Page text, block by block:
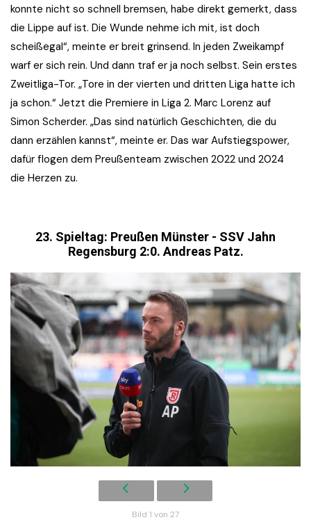
konnte nicht so schnell bremsen, habe direkt gemerkt, dass
die Lippe auf ist. Die Wunde nehme ich mit, ist doch
scheißegal“, meinte er breit grinsend. In jeden Zweikampf
warf er sich rein. Und dann traf er ja noch selbst. Sein erstes
Zweitliga-Tor. „Tore in der vierten und dritten Liga hatte ich
ja schon.“ Jetzt die Premiere in Liga 2. Marc Lorenz auf
Simon Scherder. „Das sind natürlich Geschichten, die du
dann erzählen kannst“, meinte er. Das war Aufstiegspower,
dafür flogen dem Preußenteam zwischen 2022 und 2024
die Herzen zu.
23. Spieltag: Preußen Münster - SSV Jahn
Regensburg 2:0. Andreas Patz.
Bild 1 von 27